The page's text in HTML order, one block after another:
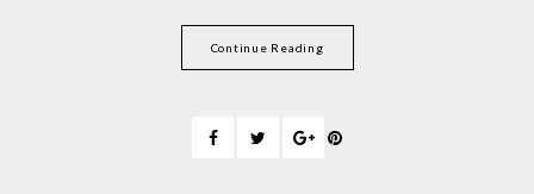
Continue Reading